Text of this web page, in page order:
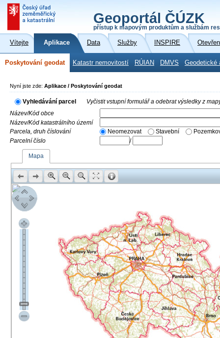
Geoportál ČÚZK
přístup k mapovým produktům a službám
Vítejte Aplikace Data Služby INSPIRE
Poskytování geodat Katastr nemovitostí RÚIAN DMVS Geodetické
Nyní jste zde: Aplikace / Poskytování geodat
Vyhledávání parcel
Vyčistit vstupní formulář a odebrat výsledky z
Název/Kód obce
Název/Kód katastrálního území
Parcela, druh číslování
Neomezovat Stavební
Parcelní číslo
/
Mapa